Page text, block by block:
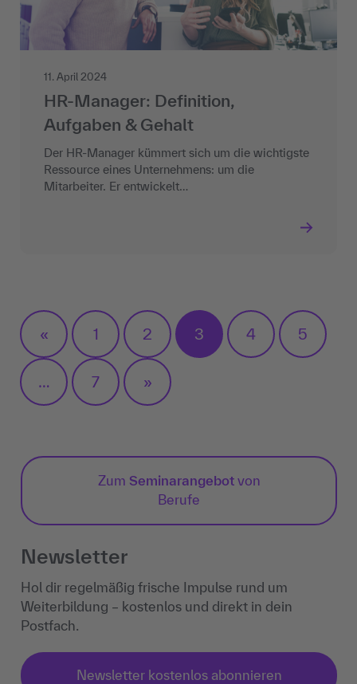
11. April 2024
HR-Manager: Definition,
Aufgaben & Gehalt
Der HR-Manager kümmert sich um die wichtigste
Ressource eines Unternehmens: um die
Mitarbeiter. Er entwickelt…
« 1 2 3 4 5
… 7 »
Zum Seminarangebotvon
Berufe
Newsletter
Hol dir regelmäßig frische Impulse rund um
Weiterbildung – kostenlos und direkt in dein
Postfach.
Newsletter kostenlos abonnieren